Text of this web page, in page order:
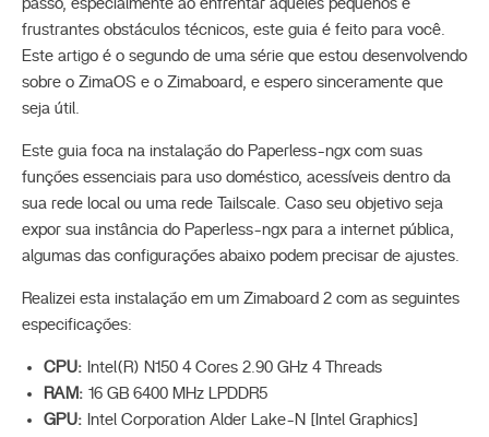
passo, especialmente ao enfrentar aqueles pequenos e
frustrantes obstáculos técnicos, este guia é feito para você.
Este artigo é o segundo de uma série que estou desenvolvendo
sobre o ZimaOS e o Zimaboard, e espero sinceramente que
seja útil.
Este guia foca na instalação do Paperless-ngx com suas
funções essenciais para uso doméstico, acessíveis dentro da
sua rede local ou uma rede Tailscale. Caso seu objetivo seja
expor sua instância do Paperless-ngx para a internet pública,
algumas das configurações abaixo podem precisar de ajustes.
Realizei esta instalação em um Zimaboard 2 com as seguintes
especificações:
CPU: Intel(R) N150 4 Cores 2.90 GHz 4 Threads
RAM: 16 GB 6400 MHz LPDDR5
GPU: Intel Corporation Alder Lake-N [Intel Graphics]